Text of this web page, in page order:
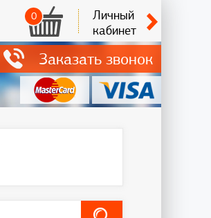
0
Личный
кабинет
Заказать звонок